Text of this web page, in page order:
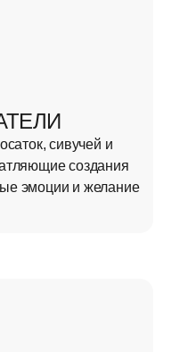
сивучей и
создания
эмоции и желание